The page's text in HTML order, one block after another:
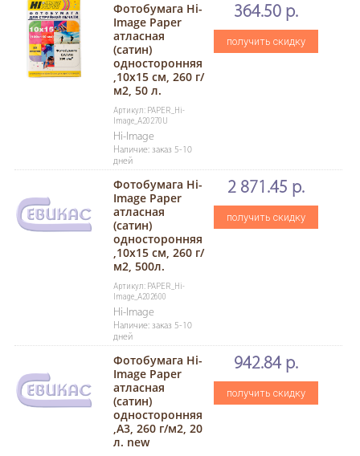
Фотобумага Hi-
Image Paper
атласная
(сатин)
односторонняя
,10х15 см, 260 г/
м2, 50 л.
Артикул: PAPER_Hi-
Image_A20270U
Hi-Image
Наличие: заказ 5-10
дней
364.50 р.
получить скидку
Фотобумага Hi-
Image Paper
атласная
(сатин)
односторонняя
,10х15 см, 260 г/
м2, 500л.
Артикул: PAPER_Hi-
Image_A202600
Hi-Image
Наличие: заказ 5-10
дней
2 871.45 р.
получить скидку
Фотобумага Hi-
Image Paper
атласная
(сатин)
односторонняя
,A3, 260 г/м2, 20
л. new
942.84 р.
получить скидку